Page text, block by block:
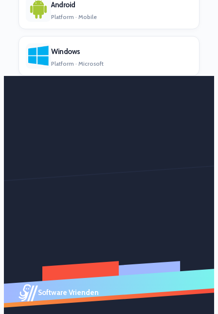
Android
Platform · Mobile
Windows
Platform · Microsoft
Software Vrienden